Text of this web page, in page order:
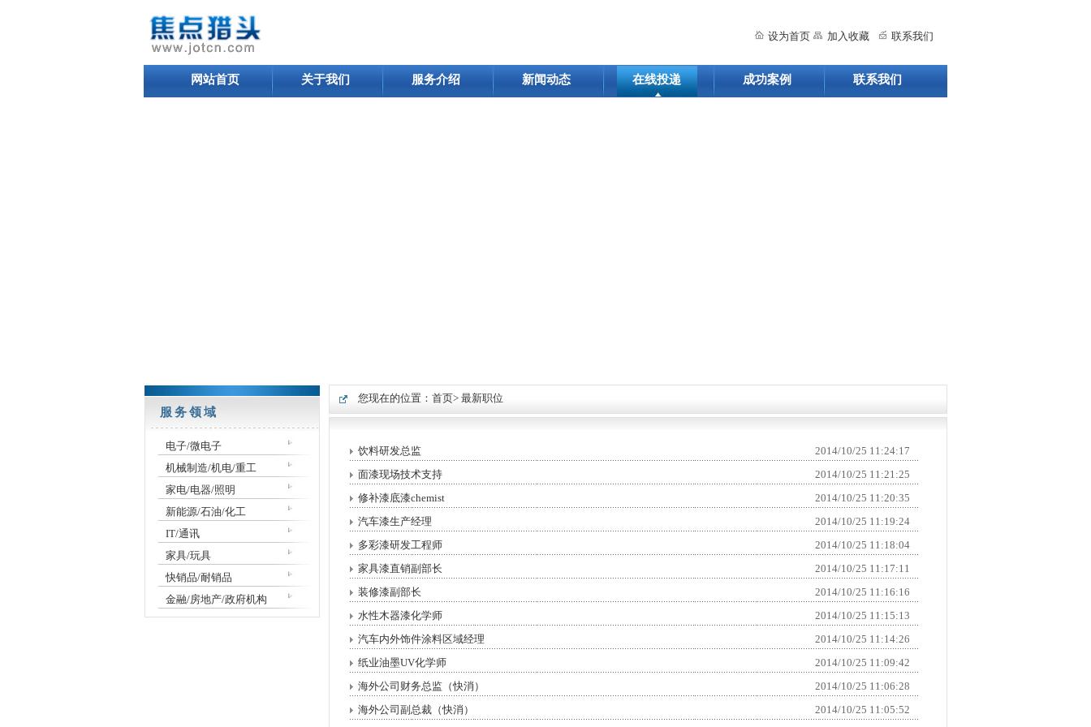
设为首页 加入收藏 联系我们
网站首页 关于我们 服务介绍 新闻动态 在线投递 成功案例 联系我们
服务领域
电子/微电子
机械制造/机电/重工
家电/电器/照明
新能源/石油/化工
IT/通讯
家具/玩具
快销品/耐销品
金融/房地产/政府机构
您现在的位置： 首页> 最新职位
2014/10/25 11:24:17
饮料研发总监
2014/10/25 11:21:25
面漆现场技术支持
2014/10/25 11:20:35
修补漆底漆chemist
2014/10/25 11:19:24
汽车漆生产经理
2014/10/25 11:18:04
多彩漆研发工程师
2014/10/25 11:17:11
家具漆直销副部长
2014/10/25 11:16:16
装修漆副部长
2014/10/25 11:15:13
水性木器漆化学师
2014/10/25 11:14:26
汽车内外饰件涂料区域经理
2014/10/25 11:09:42
纸业油墨UV化学师
2014/10/25 11:06:28
海外公司财务总监（快消）
2014/10/25 11:05:52
海外公司副总裁（快消）